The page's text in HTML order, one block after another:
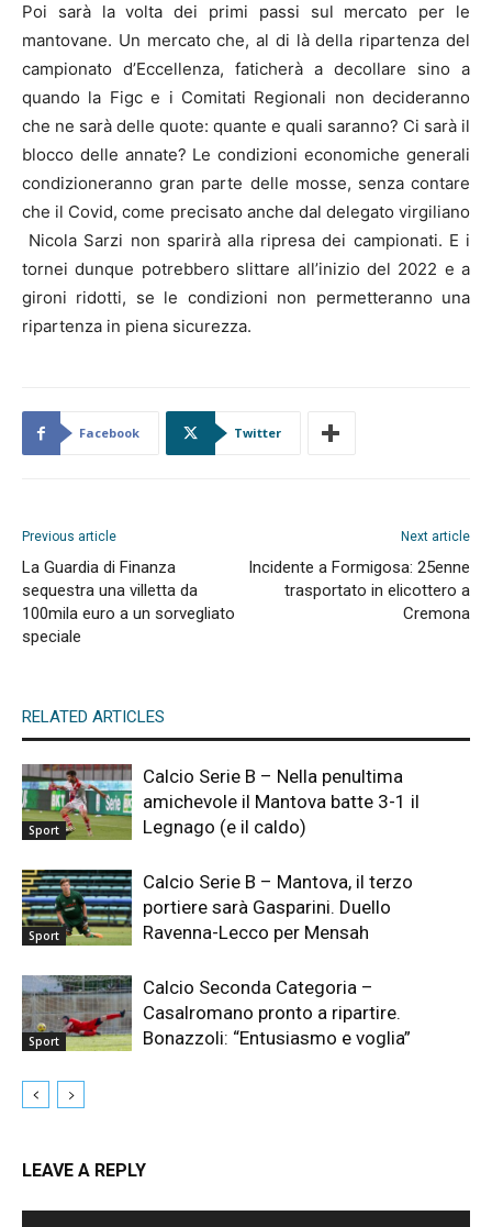
Poi sarà la volta dei primi passi sul mercato per le
mantovane. Un mercato che, al di là della ripartenza del
campionato d’Eccellenza, faticherà a decollare sino a
quando la Figc e i Comitati Regionali non decideranno
che ne sarà delle quote: quante e quali saranno? Ci sarà il
blocco delle annate? Le condizioni economiche generali
condizioneranno gran parte delle mosse, senza contare
che il Covid, come precisato anche dal delegato virgiliano
Nicola Sarzi non sparirà alla ripresa dei campionati. E i
tornei dunque potrebbero slittare all’inizio del 2022 e a
gironi ridotti, se le condizioni non permetteranno una
ripartenza in piena sicurezza.
Facebook Twitter
Previous article
La Guardia di Finanza
sequestra una villetta da
100mila euro a un sorvegliato
speciale
Next article
Incidente a Formigosa: 25enne
trasportato in elicottero a
Cremona
RELATED ARTICLES
Sport
Calcio Serie B – Nella penultima
amichevole il Mantova batte 3-1 il
Legnago (e il caldo)
Sport
Calcio Serie B – Mantova, il terzo
portiere sarà Gasparini. Duello
Ravenna-Lecco per Mensah
Sport
Calcio Seconda Categoria –
Casalromano pronto a ripartire.
Bonazzoli: “Entusiasmo e voglia”
LEAVE A REPLY